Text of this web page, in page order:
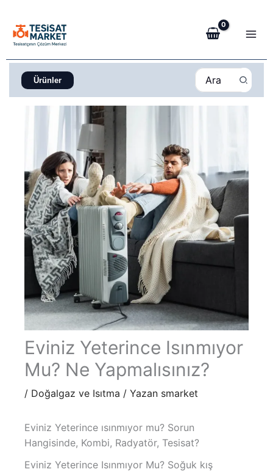
atla
Ürünler
Search
for:
Eviniz Yeterince Isınmıyor
Mu? Ne Yapmalısınız?
/ Doğalgaz ve Isıtma / Yazan smarket
Eviniz Yeterince ısınmıyor mu? Sorun
Hangisinde, Kombi, Radyatör, Tesisat?
Eviniz Yeterince Isınmıyor Mu? Soğuk kış